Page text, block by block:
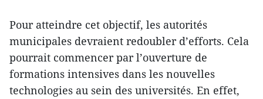
Pour atteindre cet objectif, les autorités
municipales devraient redoubler d’efforts. Cela
pourrait commencer par l’ouverture de
formations intensives dans les nouvelles
technologies au sein des universités. En effet,